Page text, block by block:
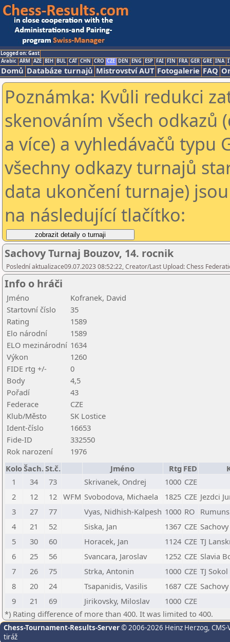
Logged on: Gast
Arabic ARM AZE BIH BUL CAT CHN CRO CZE DEN ENG ESP FAI FIN FRA GER GRE INA
Domů Databáze turnajů Mistrovství AUT Fotogalerie FAQ
Poznámka: Kvůli redukci
skenováním všech odkazů
a více) a vyhledávačů typu
všechny odkazy turnajů
data ukončení turnaje)
na následující tlačítko:
Sachovy Turnaj Bouzov, 14. rocnik
Poslední aktualizace09.07.2023 08:52:22, Creator/Last Upload: Chess
Info o hráči
Jméno
Kofranek, David
Startovní číslo
35
Rating
1589
Elo národní
1589
ELO mezinárodní 1634
Výkon
1260
FIDE rtg +/-
0
Body
4,5
Pořadí
43
Federace
CZE
Klub/Město
SK Lostice
Ident-číslo
16653
Fide-ID
332550
Rok narození
1976
KoloŠach.St.č. Jméno Rtg FED
1
34 73 Skrivanek, Ondrej 1000 CZE
2
12 12 WFM Svobodova, Michaela 1825 CZE Jezdci
3
27 77 Vyas, Nidhish-Kalpesh 1000 RO
4
21 52 Siska, Jan 1367 CZE
5
30 60 Horacek, Jan 1124 CZE TJ
6
25 56 Svancara, Jaroslav 1252 CZE Slavia
7
26 75 Strka, Antonin 1000 CZE TJ
8
20 24 Tsapanidis, Vasilis 1687 CZE
9
21 69 Jirikovsky, Miloslav 1000 CZE
*) Rating difference of more than 400. It was limited to 400.
Chess-Tournament-Results-Server© 2006-2026 Heinz Herzog,
tiráž